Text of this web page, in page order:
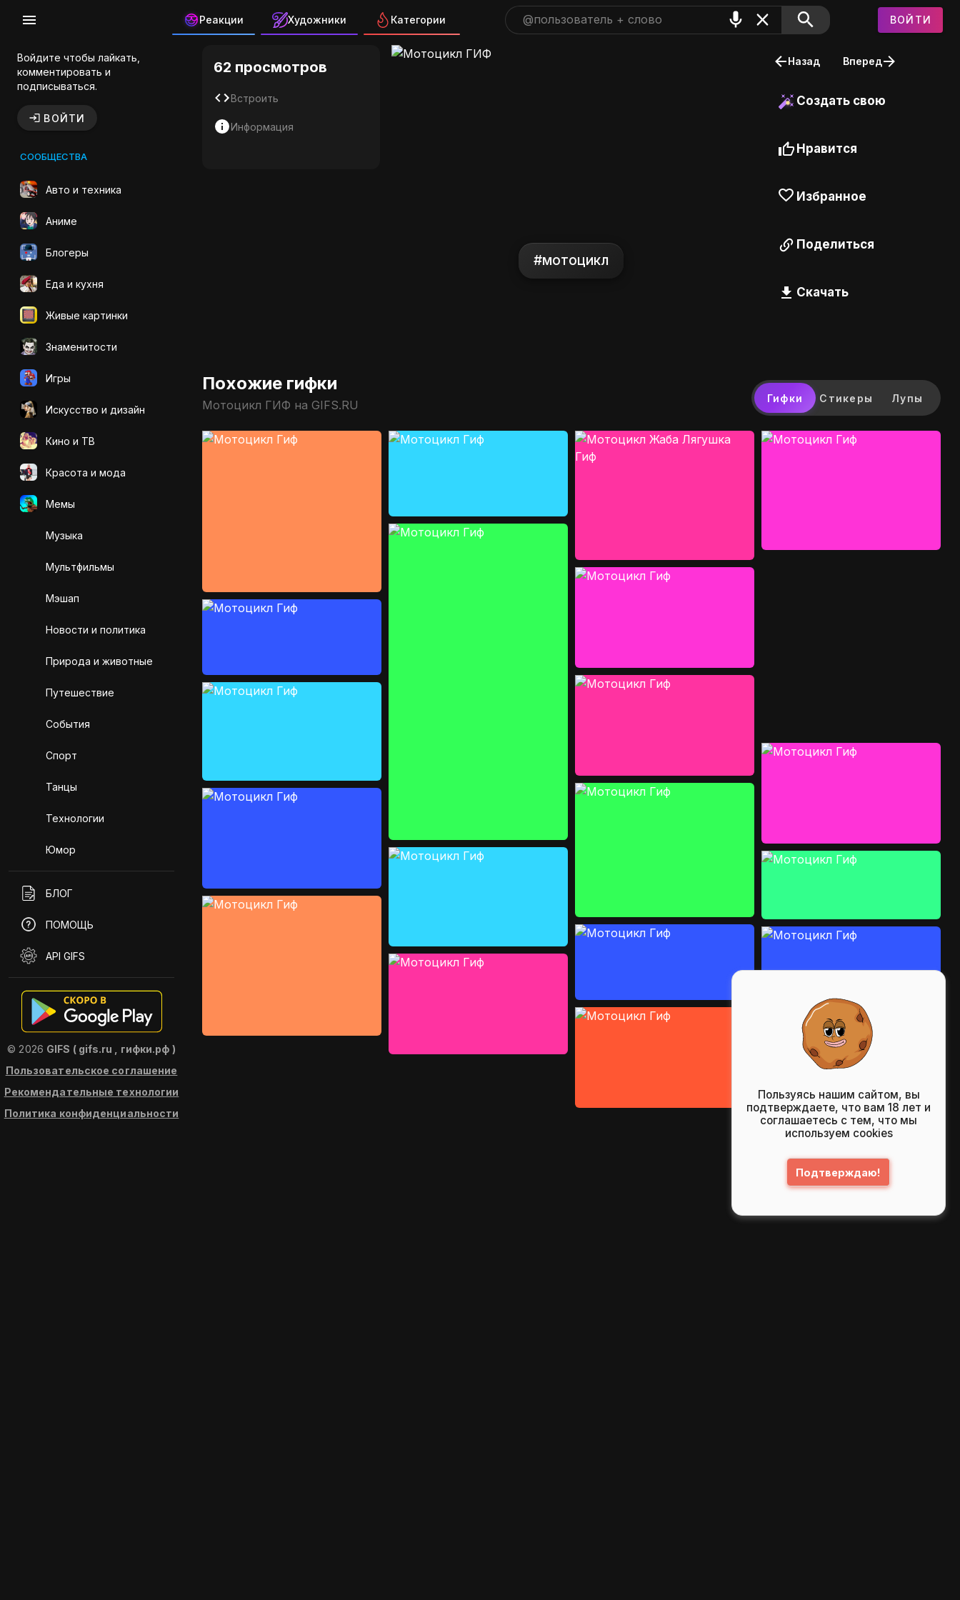
Реакции Художники Категории ВОЙТИ
Войдите чтобы лайкать,
комментировать и
подписываться.
ВОЙТИ
СООБЩЕСТВА
Авто и техника
Аниме
Блогеры
Еда и кухня
Живые картинки
Знаменитости
Игры
Искусcтво и дизайн
Кино и ТВ
Красота и мода
Мемы
Музыка
Мультфильмы
Мэшап
Новости и политика
Природа и животные
Путешествие
События
Спорт
Танцы
Технологии
Юмор
БЛОГ
ПОМОЩЬ
API GIFS
© 2026 GIFS ( gifs.ru , гифки.рф )
Пользовательское соглашение
Рекомендательные технологии
Политика конфиденциальности
Мотоцикл ГИФ на GIFS.RU
62 просмотров
Встроить
Информация
#мотоцикл
Назад Вперед
Создать свою
Нравится
Избранное
Поделиться
Скачать
Похожие гифки
Мотоцикл ГИФ на GIFS.RU Гифки Стикеры Лупы
Пользуясь нашим сайтом, вы
подтверждаете, что вам 18 лет и
соглашаетесь с тем, что мы
используем cookies
Подтверждаю!